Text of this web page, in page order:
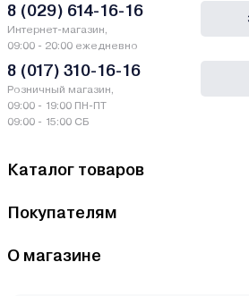
Каталог товаров
Покупателям
О магазине
8 (029) 614-16-16
Интернет-магазин,
09:00 - 20:00 ежедневно
8 (017) 310-16-16
Розничный магазин,
09:00 - 19:00 ПН-ПТ
09:00 - 15:00 СБ